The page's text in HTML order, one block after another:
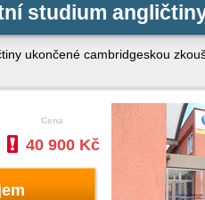
studium
ukončené cambridgeskou
Cena
40 900 Kč